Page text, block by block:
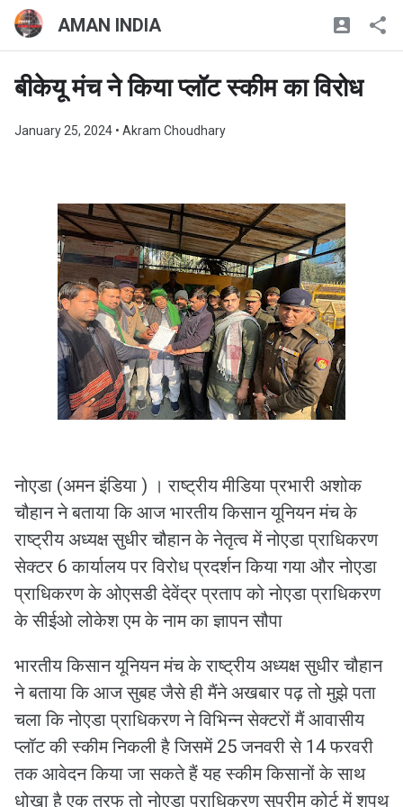
AMAN INDIA
बीकेयू मंच ने किया प्लॉट स्कीम का विरोध
January 25, 2024 • Akram Choudhary
नोएडा (अमन इंडिया ) । राष्ट्रीय मीडिया प्रभारी अशोक
चौहान ने बताया कि आज भारतीय किसान यूनियन मंच के
राष्ट्रीय अध्यक्ष सुधीर चौहान के नेतृत्व में नोएडा प्राधिकरण
सेक्टर 6 कार्यालय पर विरोध प्रदर्शन किया गया और नोएडा
प्राधिकरण के ओएसडी देवेंद्र प्रताप को नोएडा प्राधिकरण
के सीईओ लोकेश एम के नाम का ज्ञापन सौपा
भारतीय किसान यूनियन मंच के राष्ट्रीय अध्यक्ष सुधीर चौहान
ने बताया कि आज सुबह जैसे ही मैंने अखबार पढ़ तो मुझे पता
चला कि नोएडा प्राधिकरण ने विभिन्न सेक्टरों मैं आवासीय
प्लॉट की स्कीम निकली है जिसमें 25 जनवरी से 14 फरवरी
तक आवेदन किया जा सकते हैं यह स्कीम किसानों के साथ
धोखा है एक तरफ तो नोएडा प्राधिकरण सुप्रीम कोर्ट में शपथ